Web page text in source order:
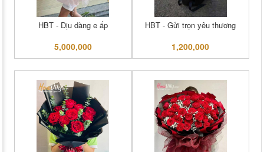
HBT - Dịu dàng e ấp
5,000,000
HBT - Gửi trọn yêu thương
1,200,000